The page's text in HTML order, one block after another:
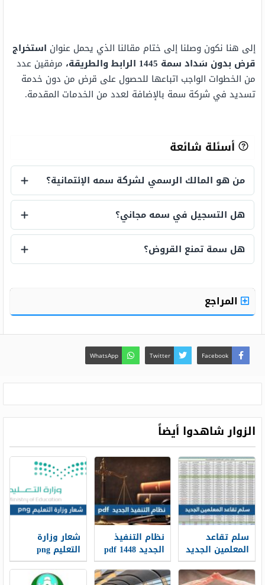
إلى هنا نكون وصلنا إلى ختام مقالنا الذي يحمل عنوان استخراج
قرض بدون سَداد سمة 1445 الرابط والطريقة،
مرفقين عدد
من الخطوات الواجب اتباعها للحصول على قرض من دون خدمة
تسديد في شركة سمة بالإضافة لعدد من الخدمات المقدمة.
أسئلة شائعة
من هو المالك الرسمي لشركة سمه الإئتمانية؟
من هو المالك الرسمي لشركة سمه
هل التسجيل في سمه مجاني؟
هل التسجيل في سمه مجاني؟
هل سمة تمنع القروض؟
المراجع
Facebook
Twitter
WhatsApp
الزوار شاهدوا أيضاً
سلم تقاعد
المعلمين الجديد
1448
نظام التنفيذ
الجديد 1448 pdf
شعار وزارة
التعليم png
الجديد 1448